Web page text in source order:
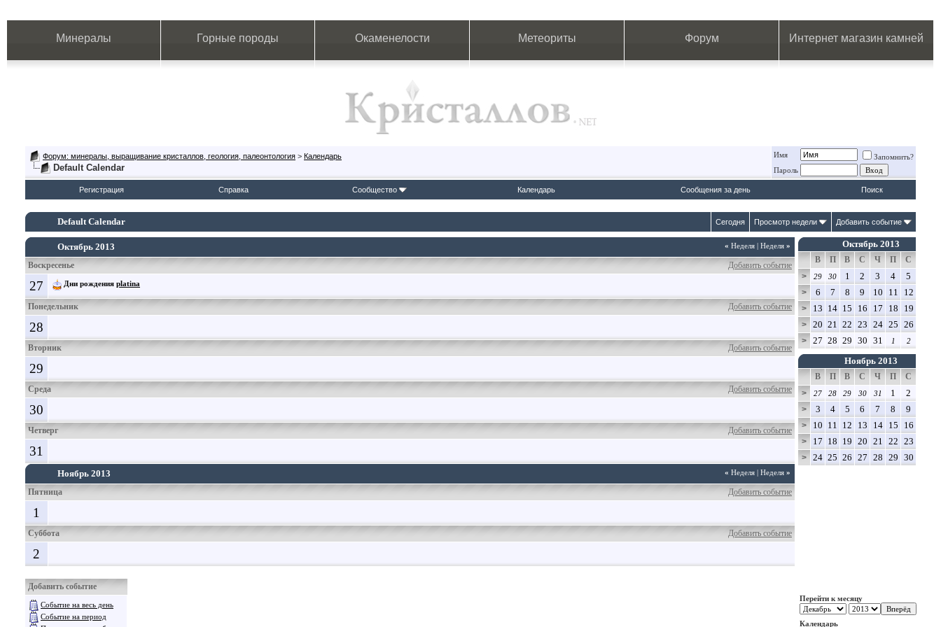
Минералы Горные породы Окаменелости Метеориты Форум Интернет магазин камней
Форум: минералы, выращивание кристаллов, геология, палеонтология > Календарь
Default Calendar
Имя
Запомнить?
Пароль
Регистрация Справка Сообщество Календарь Сообщения за день Поиск
Default Calendar Сегодня Просмотр недели Добавить событие
« Неделя | Неделя »
Октябрь 2013
Добавить событие
Воскресенье
27 Дни рождения platina
Добавить событие
Понедельник
28
Добавить событие
Вторник
29
Добавить событие
Среда
30
Добавить событие
Четверг
31
« Неделя | Неделя »
Ноябрь 2013
Добавить событие
Пятница
1
Добавить событие
Суббота
2
Октябрь 2013
В П В С Ч П
С
>
29 30 1 2 3 4 5
> 6 7 8 9 10 11 12
> 13 14 15 16 17 18 19
> 20 21 22 23 24 25 26
> 27 28 29 30 31 1 2
Ноябрь 2013
В П В С Ч П
С
>
27 28 29 30 31 1 2
> 3 4 5 6 7 8 9
> 10 11 12 13 14 15 16
> 17 18 19 20 21 22 23
> 24 25 26 27 28 29 30
Добавить событие
Событие на весь день
Событие на период
Перейти к месяцу
Календарь